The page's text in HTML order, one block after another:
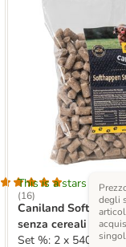
This is a stars rating
(16)
Caniland Soft
senza cereali
Set %: 2 x 540 g
degli